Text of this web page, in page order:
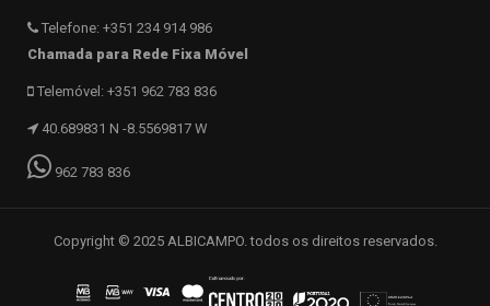
Telefone: +351 234 914 986
Chamada para Rede Fixa Móvel
Telemóvel: +351 962 783 836
40.689831 N -8.5569817 W
962 783 836
Copyright © 2025 ALBICAMPO. todos os direitos reservados.